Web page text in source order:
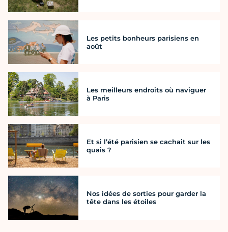
Les petits bonheurs parisiens en
août
Les meilleurs endroits où naviguer
à Paris
Et si l’été parisien se cachait sur les
quais ?
Nos idées de sorties pour garder la
tête dans les étoiles